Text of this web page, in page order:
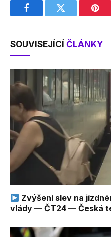
FacebookTwitter
SOUVISEJÍCÍ ČLÁNKY
Zvýšení slev na
vlády — ČT24 — Česká